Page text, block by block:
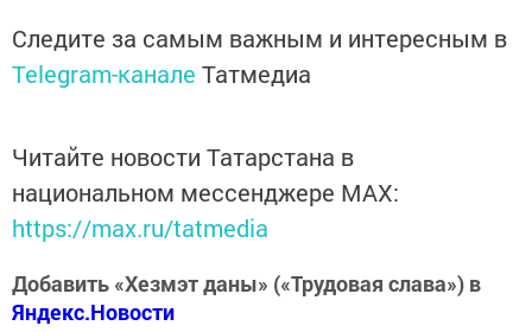
Следите за самым важным и интересным в
Telegram-канале Татмедиа
Читайте новости Татарстана в
национальном мессенджере MАХ:
https://max.ru/tatmedia
Добавить «Хезмэт даны» («Трудовая слава») в
Яндекс.Новости